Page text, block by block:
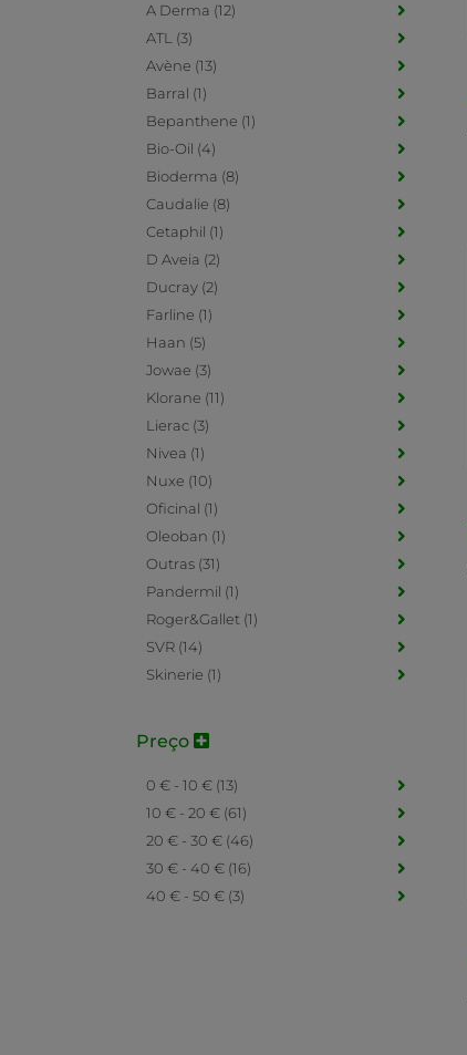
A Derma (12)
ATL (3)
Avène (13)
Barral (1)
Bepanthene (1)
Bio-Oil (4)
Bioderma (8)
Caudalie (8)
Cetaphil (1)
D Aveia (2)
Ducray (2)
Farline (1)
Haan (5)
Jowae (3)
Klorane (11)
Lierac (3)
Nivea (1)
Nuxe (10)
Oficinal (1)
Oleoban (1)
Outras (31)
Pandermil (1)
Roger&Gallet (1)
SVR (14)
Skinerie (1)
Preço
0 € - 10 € (13)
10 € - 20 € (61)
20 € - 30 € (46)
30 € - 40 € (16)
40 € - 50 € (3)